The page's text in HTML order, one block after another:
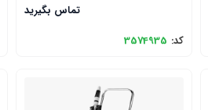
تماس بگیرید
کد: 3574935